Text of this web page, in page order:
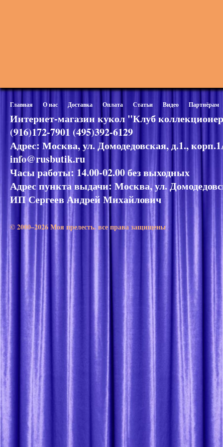
Главная О нас Доставка Оплата Статьи Видео Партнёрам
Интернет-магазин кукол "Клуб
(916)172-7901 (495)392-6129
Адрес: Москва, ул. Домодедовская, д.1.,
info@rusbutik.ru
Часы работы: 14.00-02.00 без выходных
Адрес пункта выдачи: Москва, ул.
ИП Сергеев Андрей Михайлович
© 2000–2026 Моя прелесть. все права защищены